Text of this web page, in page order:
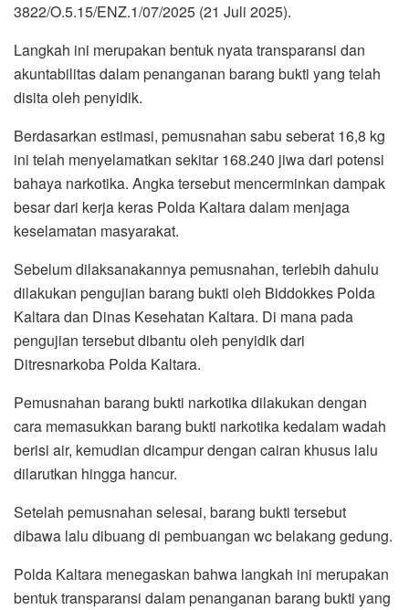
3822/O.5.15/ENZ.1/07/2025 (21 Juli 2025).
Langkah ini merupakan bentuk nyata transparansi dan
akuntabilitas dalam penanganan barang bukti yang telah
disita oleh penyidik.
Berdasarkan estimasi, pemusnahan sabu seberat 16,8 kg
ini telah menyelamatkan sekitar 168.240 jiwa dari potensi
bahaya narkotika. Angka tersebut mencerminkan dampak
besar dari kerja keras Polda Kaltara dalam menjaga
keselamatan masyarakat.
Sebelum dilaksanakannya pemusnahan, terlebih dahulu
dilakukan pengujian barang bukti oleh Biddokkes Polda
Kaltara dan Dinas Kesehatan Kaltara. Di mana pada
pengujian tersebut dibantu oleh penyidik dari
Ditresnarkoba Polda Kaltara.
Pemusnahan barang bukti narkotika dilakukan dengan
cara memasukkan barang bukti narkotika kedalam wadah
berisi air, kemudian dicampur dengan cairan khusus lalu
dilarutkan hingga hancur.
Setelah pemusnahan selesai, barang bukti tersebut
dibawa lalu dibuang di pembuangan wc belakang gedung.
Polda Kaltara menegaskan bahwa langkah ini merupakan
bentuk transparansi dalam penanganan barang bukti yang